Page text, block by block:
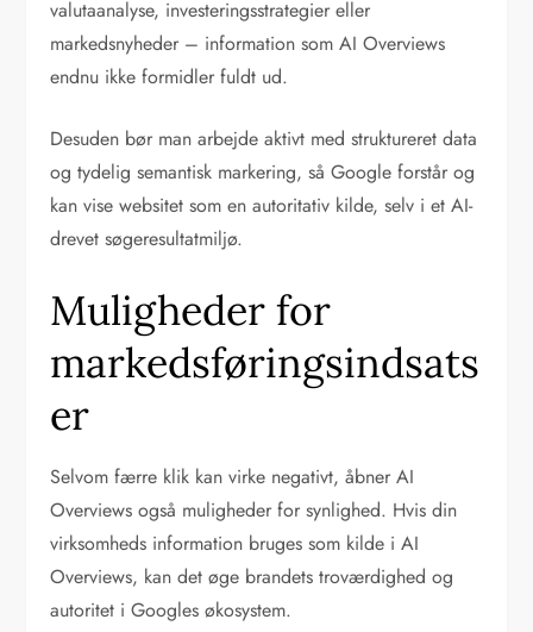
valutaanalyse, investeringsstrategier eller
markedsnyheder – information som AI Overviews
endnu ikke formidler fuldt ud.
Desuden bør man arbejde aktivt med struktureret data
og tydelig semantisk markering, så Google forstår og
kan vise websitet som en autoritativ kilde, selv i et AI-
drevet søgeresultatmiljø.
Muligheder for
markedsføringsindsats
er
Selvom færre klik kan virke negativt, åbner AI
Overviews også muligheder for synlighed. Hvis din
virksomheds information bruges som kilde i AI
Overviews, kan det øge brandets troværdighed og
autoritet i Googles økosystem.